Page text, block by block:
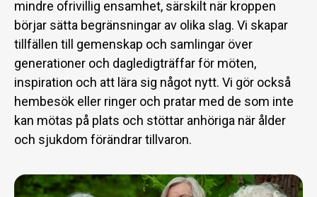
mindre ofrivillig ensamhet, särskilt när kroppen
börjar sätta begränsningar av olika slag. Vi skapar
tillfällen till gemenskap och samlingar över
generationer och dagledigträffar för möten,
inspiration och att lära sig något nytt. Vi gör också
hembesök eller ringer och pratar med de som inte
kan mötas på plats och stöttar anhöriga när ålder
och sjukdom förändrar tillvaron.